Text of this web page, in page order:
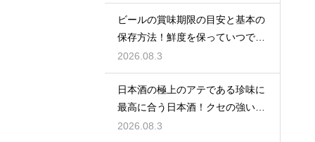
ビールの賞味期限の目安と基本の
保存方法！鮮度を保っていつでも
美味しく
2026.08.3
日本酒の極上のアテである珍味に
最高に合う日本酒！クセの強い旨
味を堪能
2026.08.3